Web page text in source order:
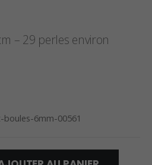
– 29 perles environ
6mm-00561